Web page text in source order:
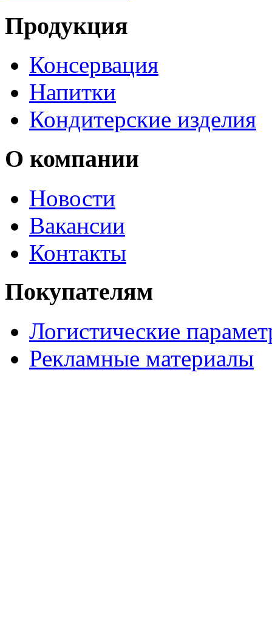
Продукция
Консервация
Напитки
Кондитерские изделия
О компании
Новости
Вакансии
Контакты
Покупателям
Логистические
Рекламные материалы